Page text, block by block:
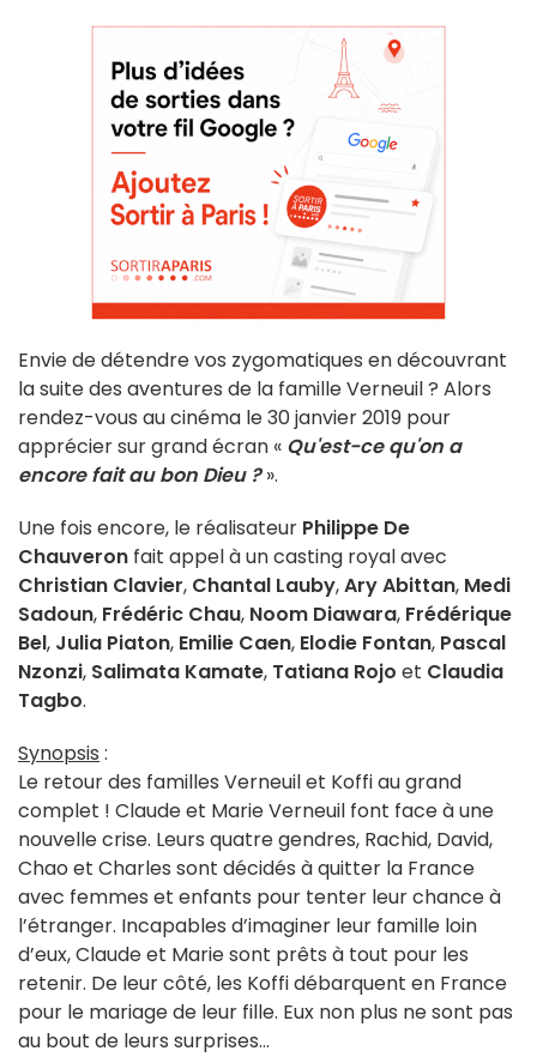
Envie de détendre vos zygomatiques en découvrant
la suite des aventures de la famille Verneuil ? Alors
rendez-vous au cinéma le 30 janvier 2019 pour
apprécier sur grand écran « Qu'est-ce qu'on a
encore fait au bon Dieu ?».
Une fois encore, le réalisateur Philippe De
Chauveron fait appel à un casting royal avec
Christian Clavier, Chantal Lauby,Ary Abittan, Medi
Sadoun, Frédéric Chau, Noom Diawara, Frédérique
Bel, Julia Piaton, Emilie Caen, Elodie Fontan, Pascal
Nzonzi, Salimata Kamate, Tatiana Rojo et Claudia
Tagbo.
Synopsis :
Le retour des familles Verneuil et Koffi au grand
complet ! Claude et Marie Verneuil font face à une
nouvelle crise. Leurs quatre gendres, Rachid, David,
Chao et Charles sont décidés à quitter la France
avec femmes et enfants pour tenter leur chance à
l’étranger. Incapables d’imaginer leur famille loin
d’eux, Claude et Marie sont prêts à tout pour les
retenir. De leur côté, les Koffi débarquent en France
pour le mariage de leur fille. Eux non plus ne sont pas
au bout de leurs surprises…